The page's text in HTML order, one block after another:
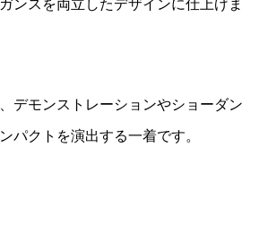
h
q
ンスを両立したデザインに仕上げま
デモンストレーションやショーダン
パクトを演出する一着です。